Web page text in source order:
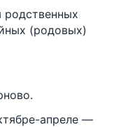
родственных
(родовых)
апреле —